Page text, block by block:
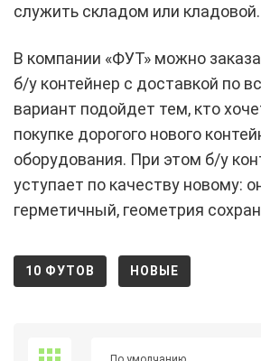
служить складом или кладовой.
В компании «ФУТ» можно
б/у контейнер с доставкой по
вариант подойдет тем, кто
покупке дорогого нового
оборудования. При этом б/у
уступает по качеству новому:
герметичный, геометрия
10 ФУТОВ НОВЫЕ